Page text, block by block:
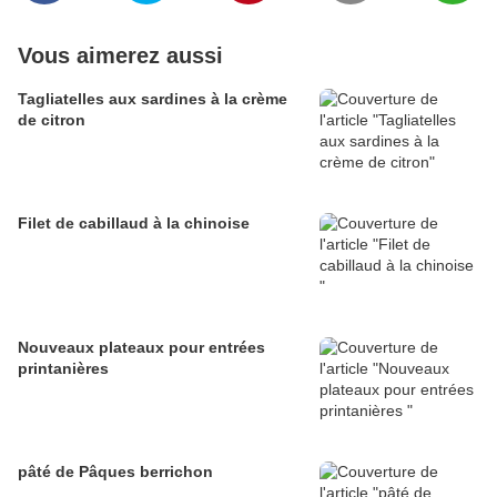
Vous aimerez aussi
Tagliatelles aux sardines à la crème
de citron
Filet de cabillaud à la chinoise
Nouveaux plateaux pour entrées
printanières
pâté de Pâques berrichon